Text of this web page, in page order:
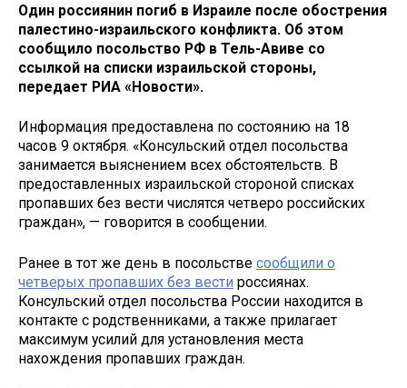
Один россиянин погиб в Израиле после обострения
палестино-израильского конфликта. Об этом
сообщило посольство РФ в Тель-Авиве со
ссылкой на списки израильской стороны,
передает РИА «Новости».
Информация предоставлена по состоянию на 18
часов 9 октября. «Консульский отдел посольства
занимается выяснением всех обстоятельств. В
предоставленных израильской стороной списках
пропавших без вести числятся четверо российских
граждан», — говорится в сообщении.
Ранее в тот же день в посольстве сообщили о
четверых пропавших без вести россиянах.
Консульский отдел посольства России находится в
контакте с родственниками, а также прилагает
максимум усилий для установления места
нахождения пропавших граждан.